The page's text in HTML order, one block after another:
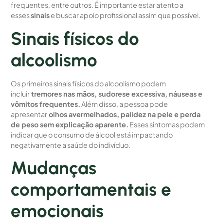
frequentes, entre outros. É importante estar atento a
essessinaise buscar apoio profissional assim que possível.
Sinais físicos do
alcoolismo
Os primeiros sinais físicos do alcoolismo podem
incluirtremores nas mãos, sudorese excessiva, náuseas e
vômitos frequentes. Além disso, a pessoa pode
apresentarolhos avermelhados, palidez na pele e perda
de peso sem explicação aparente. Esses sintomas podem
indicar que o consumo de álcool está impactando
negativamente a saúde do indivíduo.
Mudanças
comportamentais e
emocionais